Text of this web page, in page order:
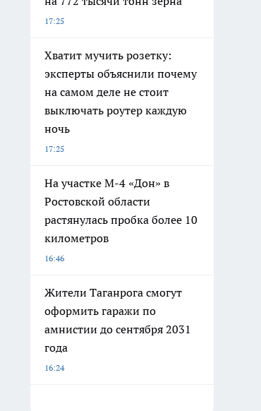
17:25
Хватит мучить розетку:
эксперты объяснили почему
на самом деле не стоит
выключать роутер каждую
ночь
17:25
На участке М-4 «Дон» в
Ростовской области
растянулась пробка более 10
километров
16:46
Жители Таганрога смогут
оформить гаражи по
амнистии до сентября 2031
года
16:24